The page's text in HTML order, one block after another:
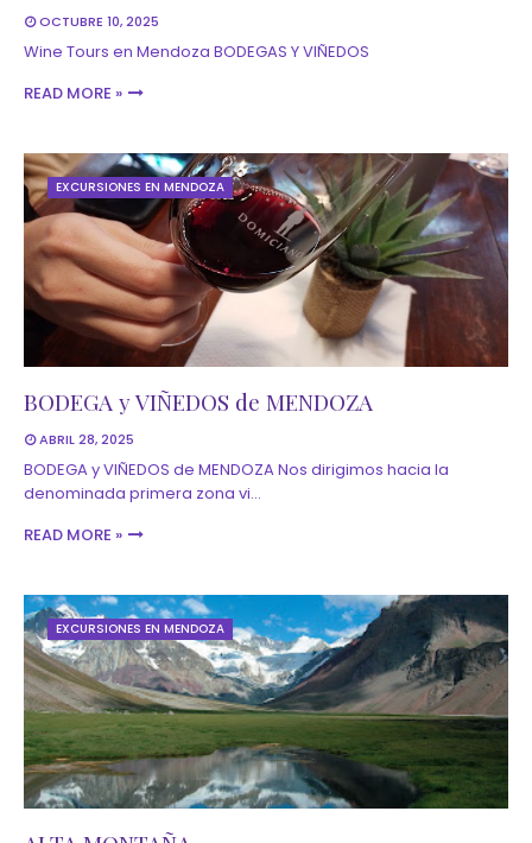
OCTUBRE 10, 2025
Wine Tours en Mendoza BODEGAS Y VIÑEDOS
READ MORE »
EXCURSIONES EN MENDOZA
BODEGA y VIÑEDOS de MENDOZA
ABRIL 28, 2025
BODEGA y VIÑEDOS de MENDOZA Nos dirigimos hacia la
denominada primera zona vi…
READ MORE »
EXCURSIONES EN MENDOZA